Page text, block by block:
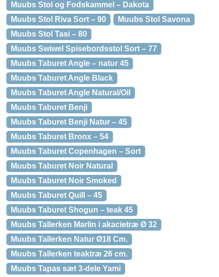
Muubs Stol og Fodskammel – Dakota
Muubs Stol Riva Sort – 90
Muubs Stol Savona
Muubs Stol Tasi – 80
Muubs Swiwel Spisebordsstol Sort – 77
Muubs Taburet Angle – natur 45
Muubs Taburet Angle Black
Muubs Taburet Angle Natural/Oil
Muubs Taburet Benji
Muubs Taburet Benji Natur – 45
Muubs Taburet Bronx – 54
Muubs Taburet Copenhagen – Sort
Muubs Taburet Noir Natural
Muubs Taburet Noir Smoked
Muubs Taburet Quill – 45
Muubs Taburet Shogun – teak 45
Muubs Tallerken Marlin i akacietræ Ø 32
Muubs Tallerken Natur Ø18 Cm.
Muubs Tallerken teaktræ 26 cm.
Muubs Tapas sæt 3-dele Yami